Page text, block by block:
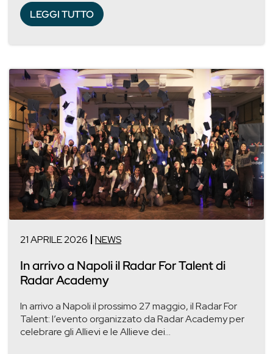
LEGGI TUTTO
21 APRILE 2026 NEWS
In arrivo a Napoli il Radar For Talent di
Radar Academy
In arrivo a Napoli il prossimo 27 maggio, il Radar For
Talent: l’evento organizzato da Radar Academy per
celebrare gli Allievi e le Allieve dei...